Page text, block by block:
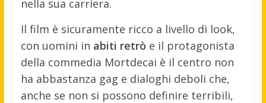
nella sua carriera.
Il film è sicuramente ricco a livello di look,
con uomini in abiti retrò e il protagonista
della commedia Mortdecai è il centro non
ha abbastanza gag e dialoghi deboli che,
anche se non si possono definire terribili,